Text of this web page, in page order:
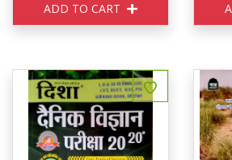
ADD TO CART